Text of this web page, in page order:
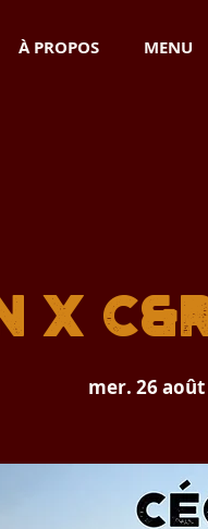
À PROPOS MENU
x
mer. 26 août